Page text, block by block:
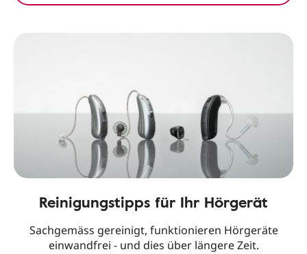
Reinigungstipps für Ihr Hörgerät
Sachgemäss gereinigt, funktionieren Hörgeräte
einwandfrei - und dies über längere Zeit.